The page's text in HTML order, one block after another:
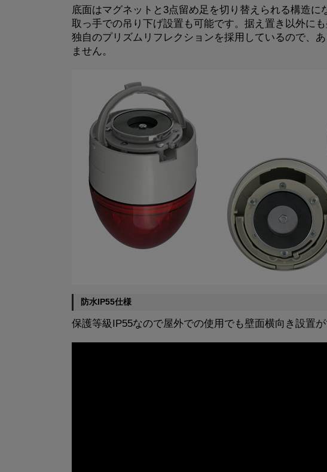
底面はマグネットと3点留め足を切り替えられる構造に
取っ手での吊り下げ設置も可能です。据え置き以外に
独自のプリズムリフレクションを採用しているので、
ません。
防水IP55仕様
保護等級IP55なので屋外での使用でも壁面横向き設置が